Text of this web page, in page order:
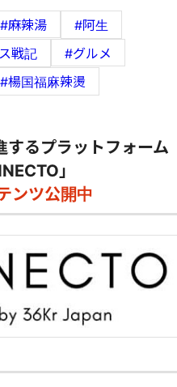
#麻辣湯
#阿生
戦記
#グルメ
#楊国福麻辣燙
するプラットフォーム
」
ンツ公開中